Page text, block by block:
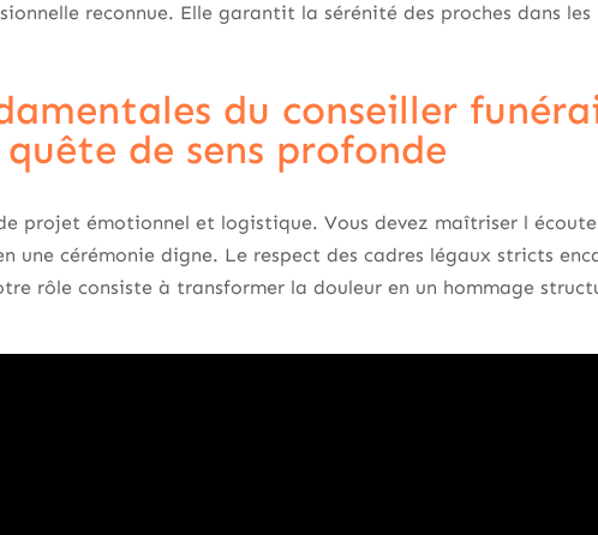
reconnue. Elle garantit la sérénité des proches dans les
du conseiller
de sens profonde
projet émotionnel et logistique. Vous devez maîtriser l
une cérémonie digne. Le respect des cadres légaux stricts
rôle consiste à transformer la douleur en un hommage